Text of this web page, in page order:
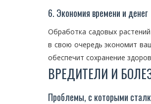
6. Экономия времени и денег
Обработка садовых
в свою очередь экономит
обеспечит сохранение
ВРЕДИТЕЛИ И
Проблемы, с которыми